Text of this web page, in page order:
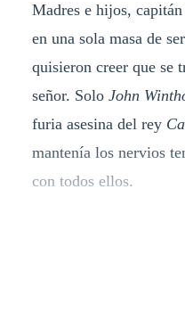
Madres e hijos,
en una sola masa de
quisieron creer que se
señor. Solo John
furia asesina del rey
mantenía los nervios
con todos ellos.